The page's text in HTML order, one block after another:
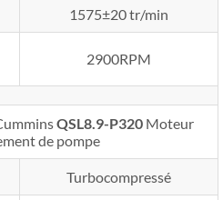
1575±20 tr/min
2900RPM
QSL8.9-P320 Moteur
de pompe
Turbocompressé